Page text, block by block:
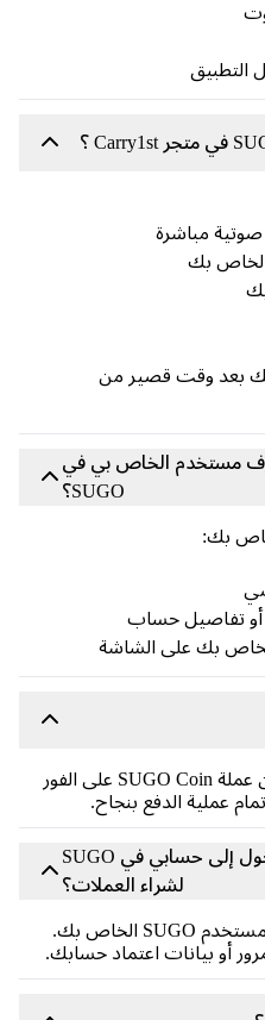
وقت قصير من
الخاص بي في
SUGO؟
حساب
على الشاشة
يتم تسليم معظم عمليات شحن عملة SUGO Coin على الفور
الدفع بنجاح.
هل أحتاج إلى تسجيل الدخول إلى حسابي في SUGO
لشراء العملات؟
لا، أنت تحتاج فقط إلى مُعرّف مستخدم SUGO الخاص بك.
اعتماد حسابك.